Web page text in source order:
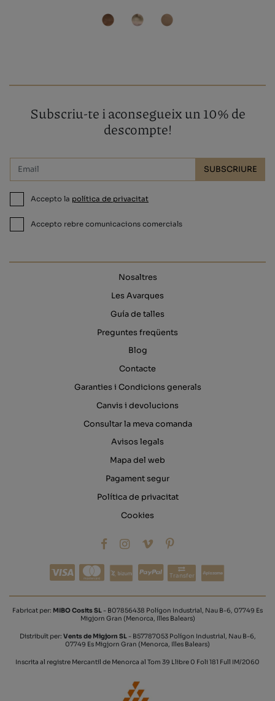
Subscriu-te i aconsegueix un 10% de
descompte!
SUBSCRIURE
Accepto la política de privacitat
Accepto rebre comunicacions comercials
Nosaltres
Les Avarques
Guía de talles
Preguntes freqüents
Blog
Contacte
Garanties i Condicions generals
Canvis i devolucions
Consultar la meva comanda
Avisos legals
Mapa del web
Pagament segur
Política de privacitat
Cookies
Transfer
Fabricat per: MIBO Cosits SL - B07856438 Polígon Industrial, Nau B-6, 07749 Es
Migjorn Gran (Menorca, Illes Balears)
Distribuït per: Vents de Migjorn SL- B57787053 Polígon Industrial, Nau B-6,
07749 Es Migjorn Gran (Menorca, Illes Balears)
Inscrita al registre Mercantil de Menorca al Tom 39 Llibre 0 Foli 181 Full IM/2060